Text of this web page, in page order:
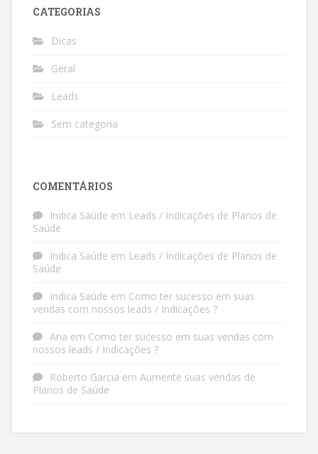
CATEGORIAS
Dicas
Geral
Leads
Sem categoria
COMENTÁRIOS
Indica Saúde em Leads / Indicações de Planos de
Saúde
Indica Saúde em Leads / Indicações de Planos de
Saúde
Indica Saúde em Como ter sucesso em suas
vendas com nossos leads / Indicações ?
Ana em Como ter sucesso em suas vendas com
nossos leads / Indicações ?
Roberto Garcia em Aumente suas vendas de
Planos de Saúde